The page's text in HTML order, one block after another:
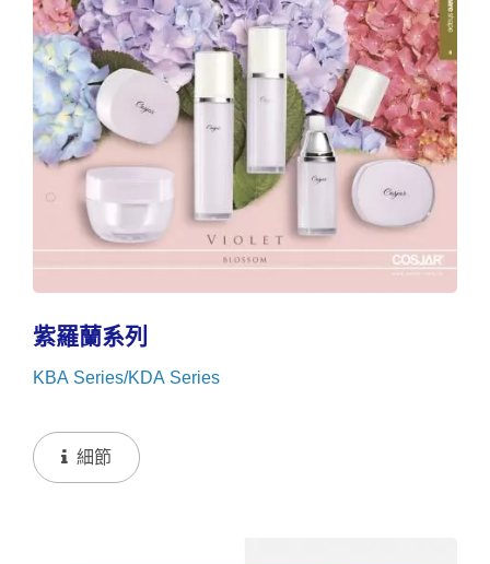
紫羅蘭系列
KBA Series/KDA Series
細節